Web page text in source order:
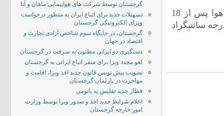
در اطلاعیه معاونت هواشناسی بر نامساعد تر شدن وضیعت آب و هوا پس از 18
بادهای شدید تاکید و میانگین دما درتفلیس بین 3 تا 8 درجه سانتیگراد
گرجستان توسط شرکت های هواپیمایی ماهان و آتا
تسهیلات جدید برای اتباع ایران به منظور درخواست
ویزای الکترونیکی گرجستان
گرجستان، در جایگاه سوم شاخص آزادی تجارت و
اقتصاد در جهان
دستگیری دو ایرانی مظنون به سرقت در گرجستان
لغو مجدد ویزا برای سفر اتباع ایرانی به گرجستان
تصویب پیش نویس قانون جدید اخذ ویزا، اقامت و
مهاجرت در پارلمان گرجستان
قطار جدید تفلیس به باتومی
اعلام شرایط جدید اخذ و صدور ویزا توسط وزارت
امور خارجه گرجستان